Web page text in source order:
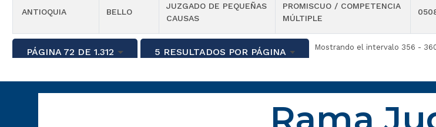
ANTIOQUIA BELLO
JUZGADO DE PEQUEÑAS
CAUSAS
PROMISCUO / COMPETENCIA
MÚLTIPLE
PÁGINA 72 DE 1.312 5 RESULTADOS POR PÁGINA Mostrando el intervalo 356 -